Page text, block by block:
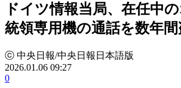
ドイツ情報当局、在任中
統領専用機の通話を数年
ⓒ 中央日報/中央日報日本語版
2026.01.06 09:27
0